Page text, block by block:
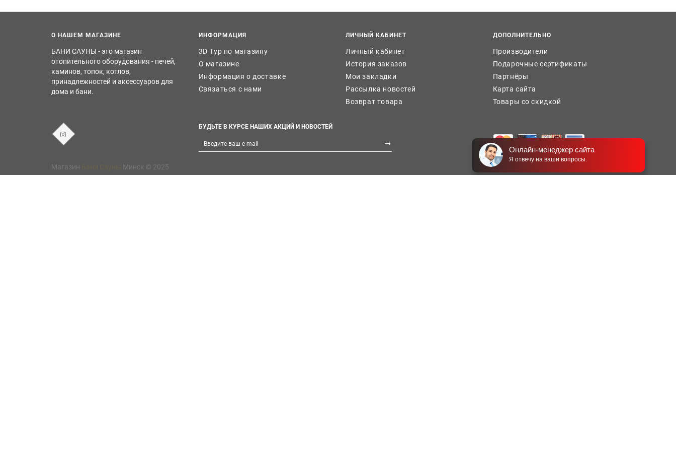
О НАШЕМ МАГАЗИНЕ
БАНИ САУНЫ - это магазин
отопительного оборудования - печей,
каминов, топок, котлов,
принадлежностей и аксессуаров для
дома и бани.
ИНФОРМАЦИЯ
3D Тур по магазину
О магазине
Информация о доставке
Связаться с нами
ЛИЧНЫЙ КАБИНЕТ
Личный кабинет
История заказов
Мои закладки
Рассылка новостей
Возврат товара
ДОПОЛНИТЕЛЬНО
Производители
Подарочные сертификаты
Партнёры
Карта сайта
Товары со скидкой
БУДЬТЕ В КУРСЕ НАШИХ АКЦИЙ И НОВОСТЕЙ
Магазин Минск © 2025
Онлайн-менеджер сайта
Я отвечу на ваши вопросы.